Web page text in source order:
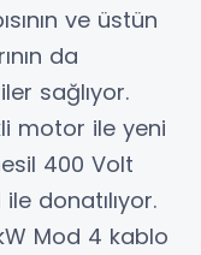
ve üstün
da
sağlıyor.
motor ile yeni
400 Volt
donatılıyor.
Mod 4 kablo